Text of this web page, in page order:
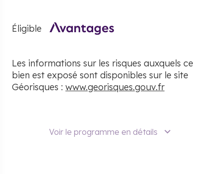
Éligible
Les informations sur les risques auxquels ce
bien est exposé sont disponibles sur le site
Géorisques : www.georisques.gouv.fr
Voir le programme en détails